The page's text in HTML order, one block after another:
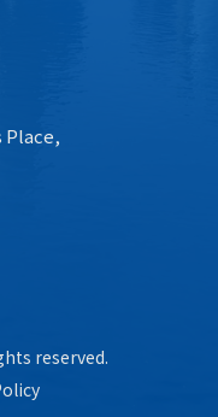
Place,
reserved.